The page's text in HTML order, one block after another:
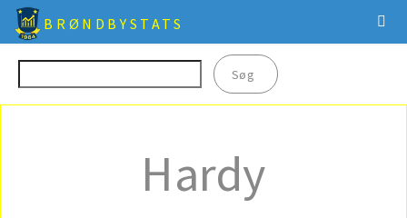
BRØNDBYSTATS
Hardy